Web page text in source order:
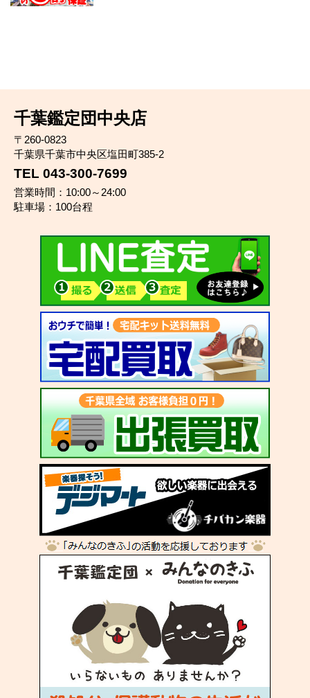
千葉鑑定団中央店
〒260-0823
千葉県千葉市中央区塩田町385-2
TEL 043-300-7699
営業時間：10:00～24:00
駐車場：100台程